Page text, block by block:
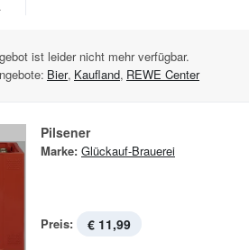
ist leider nicht mehr verfügbar.
Bier, Kaufland, REWE Center
Pilsener
Marke: Glückauf-Brauerei
Preis: € 11,99